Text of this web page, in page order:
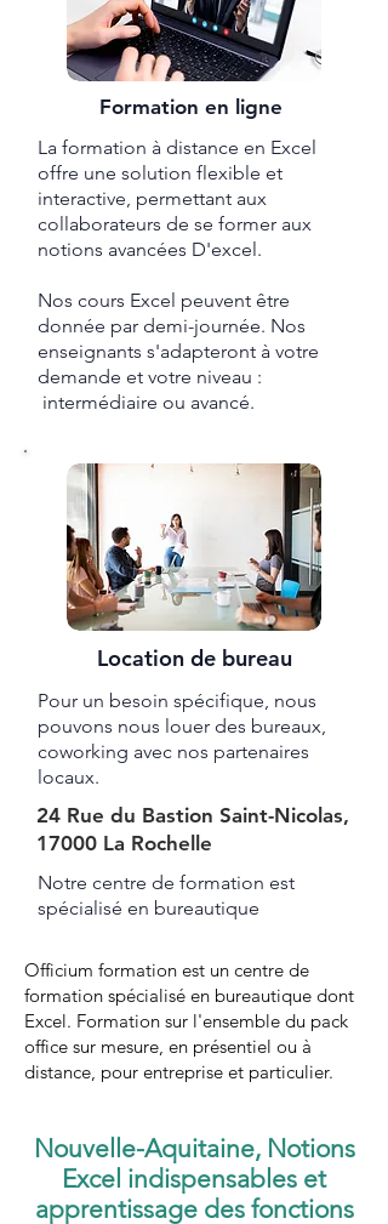
Formation en ligne
La formation à distance en Excel
offre une solution flexible et
interactive, permettant aux
collaborateurs de se former aux
notions avancées D'excel.
Nos cours Excel peuvent être
donnée par demi-journée. Nos
enseignants s'adapteront à votre
demande et votre niveau :
intermédiaire ou avancé.
Location de bureau
Pour un besoin spécifique, nous
pouvons nous louer des bureaux,
coworking avec nos partenaires
locaux.
24 Rue du Bastion Saint-Nicolas,
17000 La Rochelle
Notre centre de formation est
spécialisé en bureautique ​​​
Officium formation est un centre de
formation spécialisé en bureautique dont
Excel. Formation sur l'ensemble du pack
office sur mesure, en présentiel ou à
distance, pour entreprise et particulier.
Nouvelle-Aquitaine, Notions
Excel indispensables et
apprentissage des fonctions